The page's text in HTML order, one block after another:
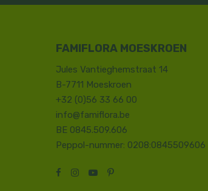
FAMIFLORA MOESKROEN
Jules Vantieghemstraat 14
B-7711 Moeskroen
+32 (0)56 33 66 00
info@famiflora.be
BE 0845.509.606
Peppol-nummer: 0208:0845509606